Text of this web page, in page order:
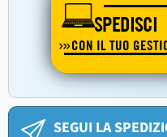
SPEDISCI
CON IL TUO
SEGUI LA